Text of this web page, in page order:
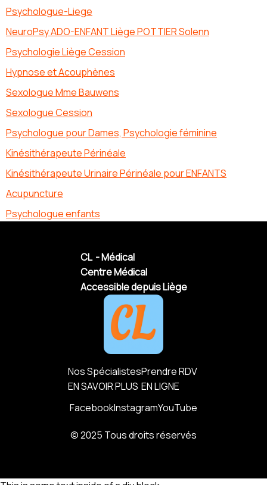
Psychologue-Liege
NeuroPsy ADO-ENFANT Liège POTTIER Solenn
Psychologie Liège Cession
Hypnose et Acouphènes
Sexologue Mme Bauwens
Sexologue Cession
Psychologue pour Dames, Psychologie féminine
Kinésithérapeute Périnéale
Kinésithérapeute Urinaire Périnéale pour ENFANTS
Acupuncture
Psychologue enfants
CL - Médical
Centre Médical
Accessible depuis Liège
Nos Spécialistes
EN SAVOIR PLUS
Prendre RDV
EN LIGNE
FacebookInstagramYouTube
© 2025 Tous droits réservés